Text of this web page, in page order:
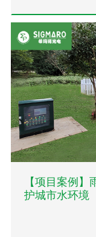
【项目案例
护城市水环境